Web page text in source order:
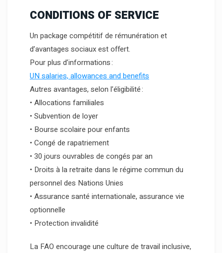
CONDITIONS OF SERVICE
Un package compétitif de rémunération et
d’avantages sociaux est offert.
Pour plus d’informations :
UN salaries, allowances and benefits
Autres avantages, selon l’éligibilité :
• Allocations familiales
• Subvention de loyer
• Bourse scolaire pour enfants
• Congé de rapatriement
• 30 jours ouvrables de congés par an
• Droits à la retraite dans le régime commun du
personnel des Nations Unies
• Assurance santé internationale, assurance vie
optionnelle
• Protection invalidité
La FAO encourage une culture de travail inclusive,